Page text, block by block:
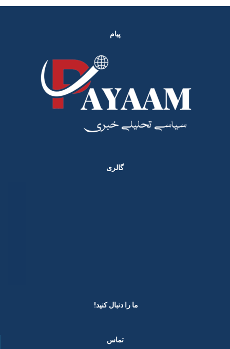
پیام
گالری
ما را دنبال کنید! ​
تماس